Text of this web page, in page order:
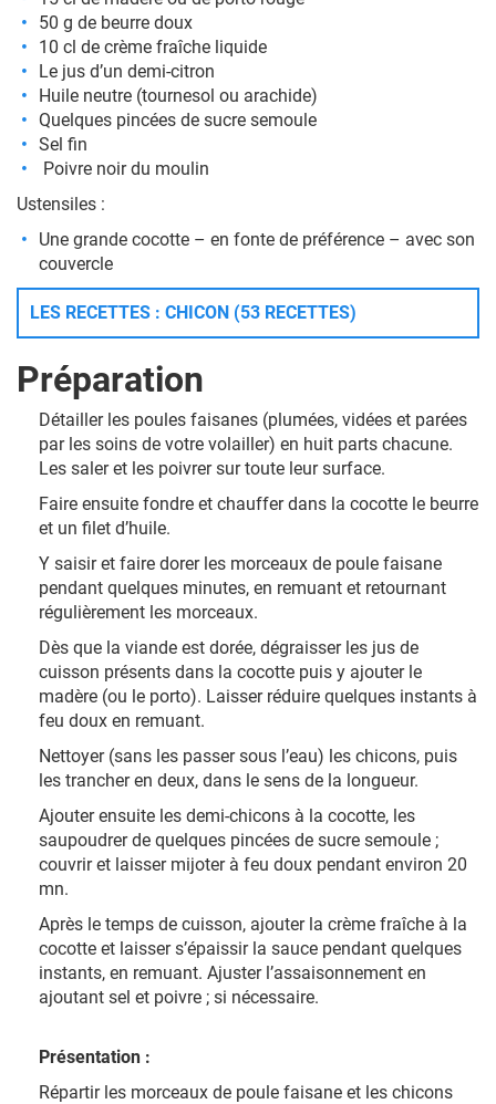
50 g de beurre doux
10 cl de crème fraîche liquide
Le jus d’un demi-citron
Huile neutre (tournesol ou arachide)
Quelques pincées de sucre semoule
Sel fin
Poivre noir du moulin
Ustensiles :
Une grande cocotte – en fonte de préférence – avec son
couvercle
LES RECETTES : CHICON (53 RECETTES)
Préparation
Détailler les poules faisanes (plumées, vidées et parées
par les soins de votre volailler) en huit parts chacune.
Les saler et les poivrer sur toute leur surface.
Faire ensuite fondre et chauffer dans la cocotte le beurre
et un filet d’huile.
Y saisir et faire dorer les morceaux de poule faisane
pendant quelques minutes, en remuant et retournant
régulièrement les morceaux.
Dès que la viande est dorée, dégraisser les jus de
cuisson présents dans la cocotte puis y ajouter le
madère (ou le porto). Laisser réduire quelques instants à
feu doux en remuant.
Nettoyer (sans les passer sous l’eau) les chicons, puis
les trancher en deux, dans le sens de la longueur.
Ajouter ensuite les demi-chicons à la cocotte, les
saupoudrer de quelques pincées de sucre semoule ;
couvrir et laisser mijoter à feu doux pendant environ 20
mn.
Après le temps de cuisson, ajouter la crème fraîche à la
cocotte et laisser s’épaissir la sauce pendant quelques
instants, en remuant. Ajuster l’assaisonnement en
ajoutant sel et poivre ; si nécessaire.
Présentation :
Répartir les morceaux de poule faisane et les chicons